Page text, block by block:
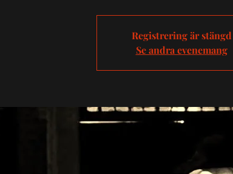
Registrering är stängd
Se andra evenemang